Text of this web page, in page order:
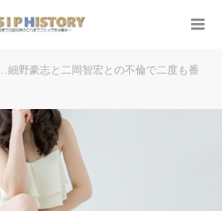
細野豪志と二岡智宏との不倫で二度も番